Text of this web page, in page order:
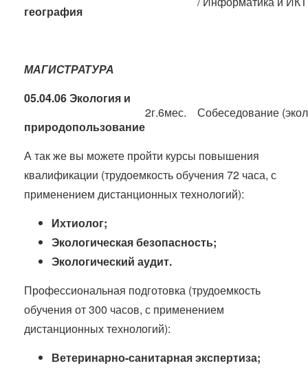
география
МАГИСТРАТУРА
05.04.06 Экология и
природопользование
2г.6мес. Собеседование
А так же вы можете пройти курсы повышения
квалификации (трудоемкость обучения 72 часа, с
применением дистанционных технологий):
Ихтиолог;
Экологическая безопасность;
Экологический аудит.
Профессиональная подготовка (трудоемкость
обучения от 300 часов, с применением
дистанционных технологий):
Ветеринарно-санитарная экспертиза;